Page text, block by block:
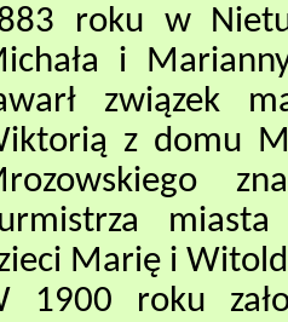
roku w
i
związek
z domu
Marię i
1900 roku